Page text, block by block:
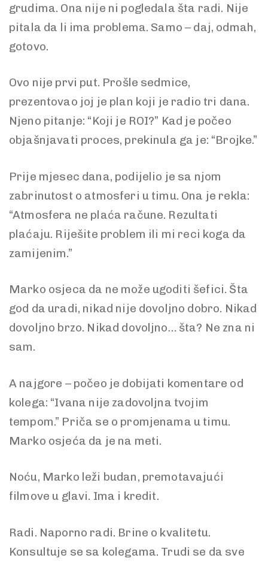
grudima. Ona nije ni pogledala šta radi. Nije
pitala da li ima problema. Samo – daj, odmah,
gotovo.
Ovo nije prvi put. Prošle sedmice,
prezentovao joj je plan koji je radio tri dana.
Njeno pitanje: “Koji je ROI?” Kad je počeo
objašnjavati proces, prekinula ga je: “Brojke.”
Prije mjesec dana, podijelio je sa njom
zabrinutost o atmosferi u timu. Ona je rekla:
“Atmosfera ne plaća račune. Rezultati
plaćaju. Riješite problem ili mi reci koga da
zamijenim.”
Marko osjeca da ne može ugoditi šefici. Šta
god da uradi, nikad nije dovoljno dobro. Nikad
dovoljno brzo. Nikad dovoljno… šta? Ne zna ni
sam.
A najgore – počeo je dobijati komentare od
kolega: “Ivana nije zadovoljna tvojim
tempom.” Priča se o promjenama u timu.
Marko osjeća da je na meti.
Noću, Marko leži budan, premotavajući
filmove u glavi. Ima i kredit.
Radi. Naporno radi. Brine o kvalitetu.
Konsultuje se sa kolegama. Trudi se da sve